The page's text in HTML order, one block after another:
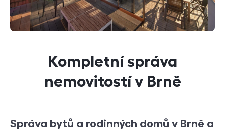
Kompletní správa
nemovitostí v Brně
Správa bytů a rodinných domů v Brně a